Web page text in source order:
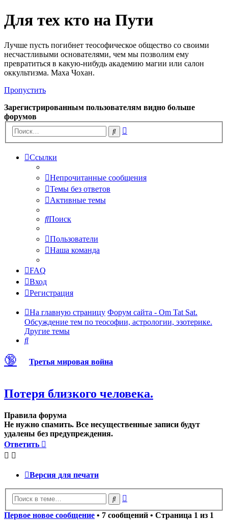
Для тех кто на Пути
Лучше пусть погибнет теософическое общество со своими
несчастливыми основателями, чем мы позволим ему
превратиться в какую-нибудь академию магии или салон
оккультизма. Маха Чохан.
Пропустить
Зарегистрированным пользователям видно больше
форумов
Поиск
Ссылки
Непрочитанные сообщения
Темы без ответов
Активные темы
Поиск
Пользователи
Наша команда
FAQ
Вход
Регистрация
На главную страницу Форум сайта - Om Tat Sat.
Обсуждение тем по теософии, астрологии, эзотерике.
Другие темы
Поиск
🔞 Третья мировая война
Потеря близкого человека.
Правила форума
Не нужно спамить. Все несущественные записи будут
удалены без предупреждения.
Ответить
Версия для печати
Поиск
Первое новое сообщение • 7 сообщений • Страница 1 из 1